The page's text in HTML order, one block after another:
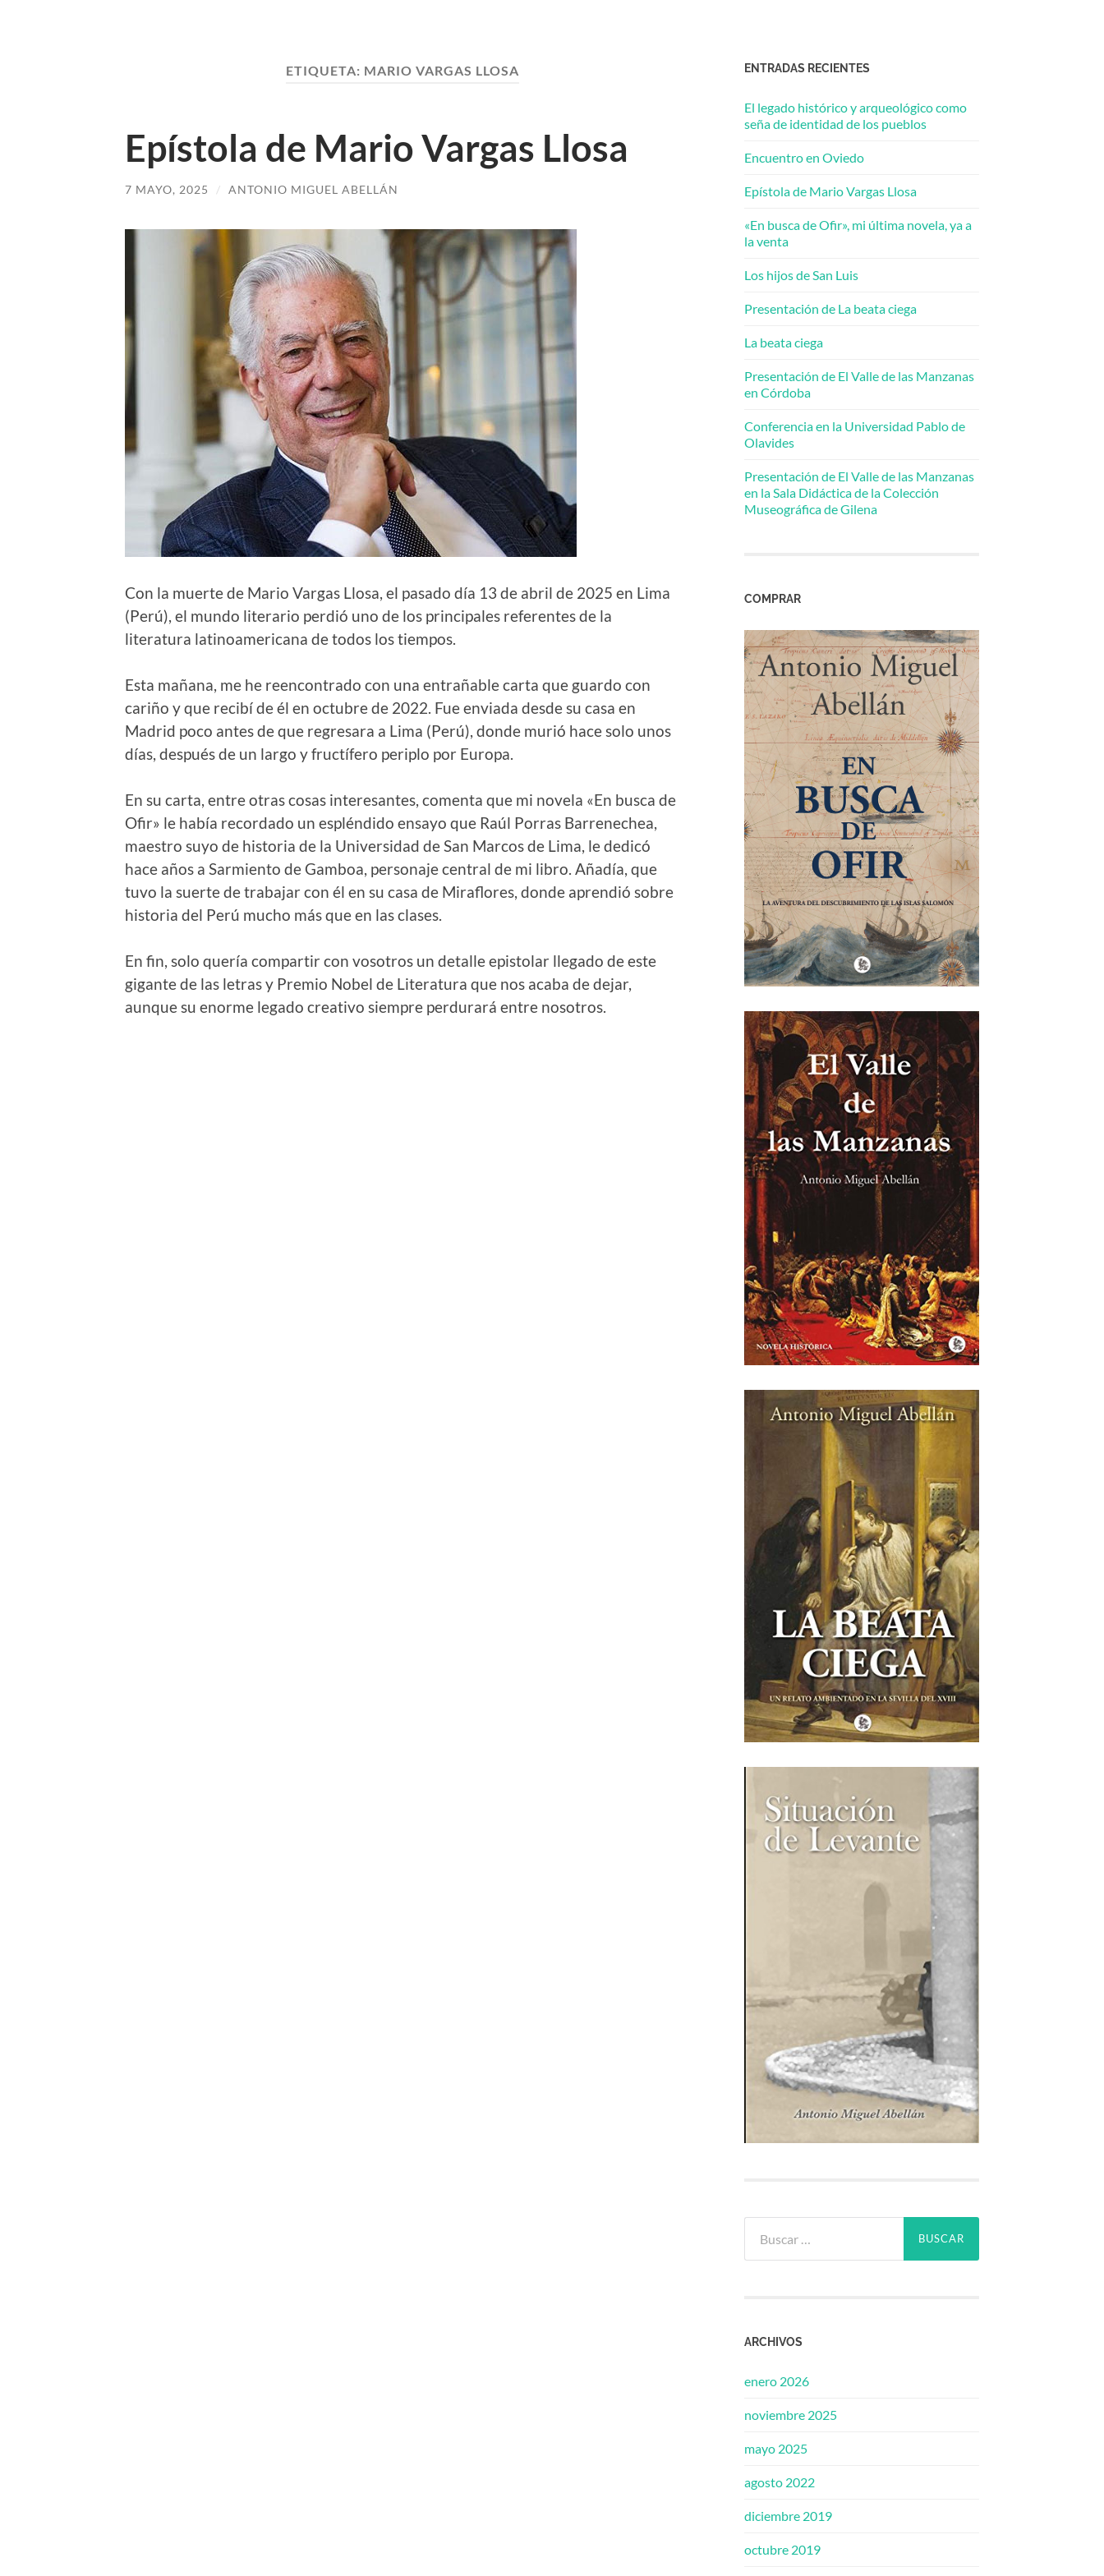
ETIQUETA: MARIO VARGAS LLOSA
Epístola de Mario Vargas Llosa
7 MAYO, 2025 / ANTONIO MIGUEL ABELLÁN
Con la muerte de Mario Vargas Llosa, el pasado día 13 de abril de 2025 en Lima
(Perú), el mundo literario perdió uno de los principales referentes de la
literatura latinoamericana de todos los tiempos.
Esta mañana, me he reencontrado con una entrañable carta que guardo con
cariño y que recibí de él en octubre de 2022. Fue enviada desde su casa en
Madrid poco antes de que regresara a Lima (Perú), donde murió hace solo unos
días, después de un largo y fructífero periplo por Europa.
En su carta, entre otras cosas interesantes, comenta que mi novela «En busca de
Ofir» le había recordado un espléndido ensayo que Raúl Porras Barrenechea,
maestro suyo de historia de la Universidad de San Marcos de Lima, le dedicó
hace años a Sarmiento de Gamboa, personaje central de mi libro. Añadía, que
tuvo la suerte de trabajar con él en su casa de Miraflores, donde aprendió sobre
historia del Perú mucho más que en las clases.
En fin, solo quería compartir con vosotros un detalle epistolar llegado de este
gigante de las letras y Premio Nobel de Literatura que nos acaba de dejar,
aunque su enorme legado creativo siempre perdurará entre nosotros.
ENTRADAS RECIENTES
El legado histórico y arqueológico como
seña de identidad de los pueblos
Encuentro en Oviedo
Epístola de Mario Vargas Llosa
«En busca de Ofir», mi última novela, ya a
la venta
Los hijos de San Luis
Presentación de La beata ciega
La beata ciega
Presentación de El Valle de las Manzanas
en Córdoba
Conferencia en la Universidad Pablo de
Olavides
Presentación de El Valle de las Manzanas
en la Sala Didáctica de la Colección
Museográfica de Gilena
COMPRAR
ARCHIVOS
enero 2026
noviembre 2025
mayo 2025
agosto 2022
diciembre 2019
octubre 2019